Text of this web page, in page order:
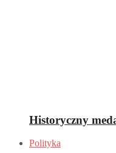
Historyczny
Polityka